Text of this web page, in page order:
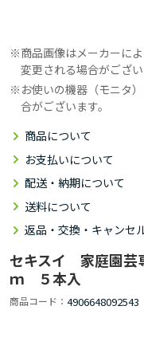
商品画像はメーカーに
変更される場合がござい
お使いの機器（モニタ
合がございます。
商品について
お支払いについて
配送・納期について
送料について
返品・交換・キャンセ
セキスイ 家庭園
ｍ ５本入
商品コード 4906648092543